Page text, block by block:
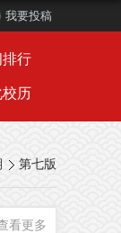
我要投稿
排行
历
第七版
看更多